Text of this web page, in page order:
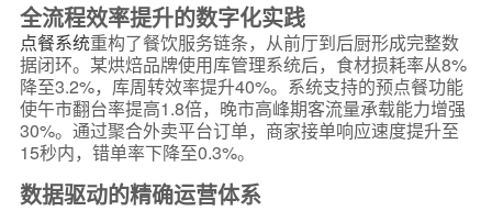
全流程效率提升的数字化实践
点餐系统重构了餐饮服务链条，从前厅到后厨形成完整数
据闭环。某烘焙品牌使用库管理系统后，食材损耗率从8%
降至3.2%，库周转效率提升40%。系统支持的预点餐功能
使午市翻台率提高1.8倍，晚市高峰期客流量承载能力增强
30%。通过聚合外卖平台订单，商家接单响应速度提升至
15秒内，错单率下降至0.3%。
数据驱动的精确运营体系